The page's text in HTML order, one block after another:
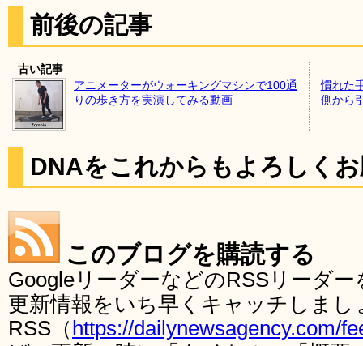
前後の記事
古い記事
アニメーターがウォーキングマシンで100通
りの歩き方を実演してみる動画
慣れた
側から
DNAをこれからもよろしく
このブログを購読する
GoogleリーダーなどのRSSリーダ
更新情報をいち早くキャッチしま
RSS（ https://dailynewsagency.com/